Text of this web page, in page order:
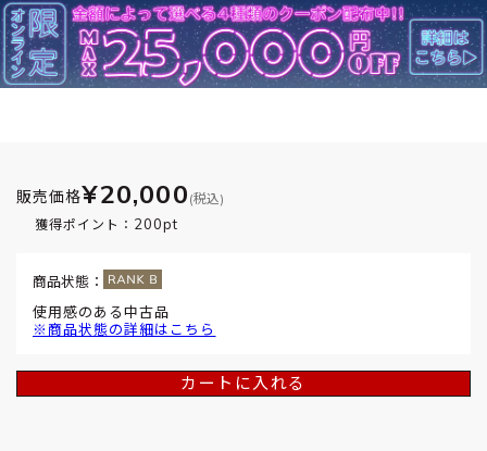
販売価格¥20,000 (税込)
獲得ポイント： 200pt
商品状態：
使用感のある中古品
※商品状態の詳細はこちら
カートに入れる